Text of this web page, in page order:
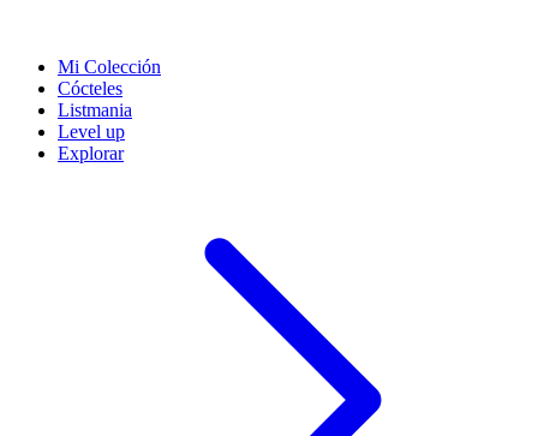
Mi Colección
Cócteles
Listmania
Level up
Explorar